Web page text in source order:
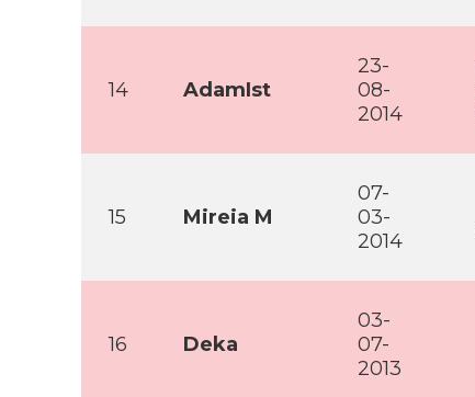
14 AdamIst
23-
08-
2014
15 Mireia M
07-
03-
2014
16 Deka
03-
07-
2013